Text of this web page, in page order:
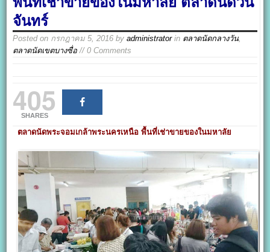
จันทร์
Posted on กรกฎาคม 5, 2016 byadministratorin ตลาดนัดกลางวัน,
ตลาดนัดเขตบางซื่อ // 0 Comments
405
SHARES
ตลาดนัดพระจอมเกล้าพระนครเหนือ พื้นที่เช่าขายของในมหาลัย